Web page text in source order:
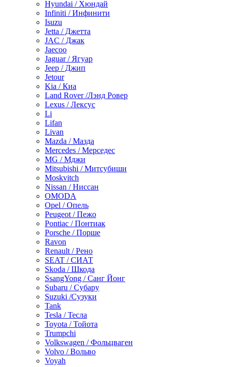
Hyundai / Хюндай
Infiniti / Инфинити
Isuzu
Jetta / Джетта
JAC / Джак
Jaecoo
Jaguar / Ягуар
Jeep / Джип
Jetour
Kia / Киа
Land Rover /Лэнд Ровер
Lexus / Лексус
Li
Lifan
Livan
Mazda / Мазда
Mercedes / Мерседес
MG / Мджи
Mitsubishi / Митсубиши
Moskvitch
Nissan / Ниссан
OMODA
Opel / Опель
Peugeot / Пежо
Pontiac / Понтиак
Porsche / Порше
Ravon
Renault / Рено
SEAT / СИАТ
Skoda / Шкода
SsangYong / Санг Йонг
Subaru / Субару
Suzuki /Сузуки
Tank
Tesla / Тесла
Toyota / Тойота
Trumpchi
Volkswagen / Фольцваген
Volvo / Вольво
Voyah